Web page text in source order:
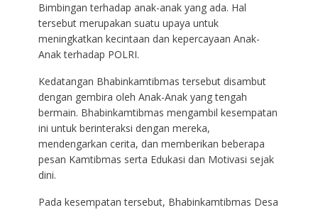
Bimbingan terhadap anak-anak yang ada. Hal
tersebut merupakan suatu upaya untuk
meningkatkan kecintaan dan kepercayaan Anak-
Anak terhadap POLRI.
Kedatangan Bhabinkamtibmas tersebut disambut
dengan gembira oleh Anak-Anak yang tengah
bermain. Bhabinkamtibmas mengambil kesempatan
ini untuk berinteraksi dengan mereka,
mendengarkan cerita, dan memberikan beberapa
pesan Kamtibmas serta Edukasi dan Motivasi sejak
dini.
Pada kesempatan tersebut, Bhabinkamtibmas Desa